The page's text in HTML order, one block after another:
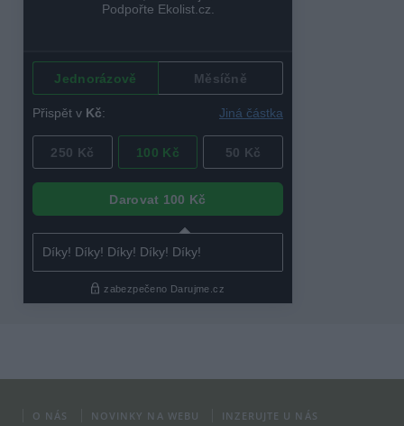
O NÁS NOVINKY NA WEBU INZERUJTE U NÁS